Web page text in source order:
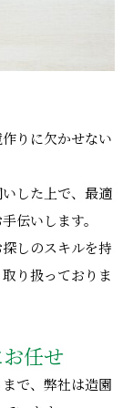
りに欠かせない
した上で、最適
伝いします。
しのスキルを持
り扱っておりま
任せ
で、弊社は造園